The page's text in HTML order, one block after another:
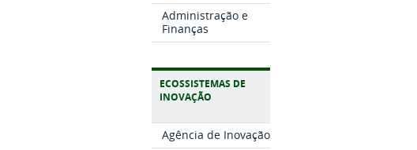
Administração e
Finanças
ECOSSISTEMAS DE
INOVAÇÃO
Agência de Inovação